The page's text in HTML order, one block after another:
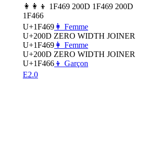
👩‍👩‍👦 1F469 200D 1F469 200D
1F466
U+1F469 👩 Femme
U+200D ZERO WIDTH JOINER
U+1F469 👩 Femme
U+200D ZERO WIDTH JOINER
U+1F466 👦 Garçon
E2.0